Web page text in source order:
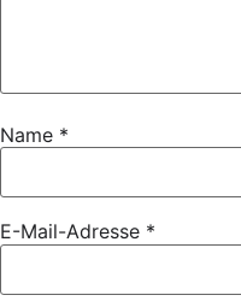
Name *
E-Mail-Adresse *